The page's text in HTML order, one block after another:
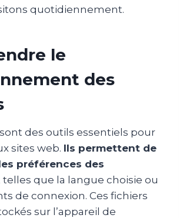
quotidiennement.
le
des
des outils essentiels pour
sites web. Ils permettent de
préférences des
telles que la langue choisie ou
de connexion. Ces fichiers
sur l’appareil de